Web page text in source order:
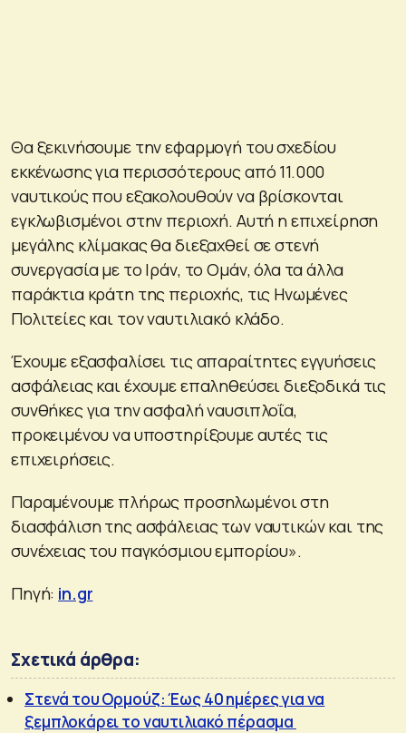
Θα ξεκινήσουμε την εφαρμογή του σχεδίου
εκκένωσης για περισσότερους από 11.000
ναυτικούς που εξακολουθούν να βρίσκονται
εγκλωβισμένοι στην περιοχή. Αυτή η επιχείρηση
μεγάλης κλίμακας θα διεξαχθεί σε στενή
συνεργασία με το Ιράν, το Ομάν, όλα τα άλλα
παράκτια κράτη της περιοχής, τις Ηνωμένες
Πολιτείες και τον ναυτιλιακό κλάδο.
Έχουμε εξασφαλίσει τις απαραίτητες εγγυήσεις
ασφάλειας και έχουμε επαληθεύσει διεξοδικά τις
συνθήκες για την ασφαλή ναυσιπλοΐα,
προκειμένου να υποστηρίξουμε αυτές τις
επιχειρήσεις.
Παραμένουμε πλήρως προσηλωμένοι στη
διασφάλιση της ασφάλειας των ναυτικών και της
συνέχειας του παγκόσμιου εμπορίου».
Πηγή: in.gr
Σχετικά άρθρα:
Στενά του Ορμούζ: Έως 40 ημέρες για να
ξεμπλοκάρει το ναυτιλιακό πέρασμα